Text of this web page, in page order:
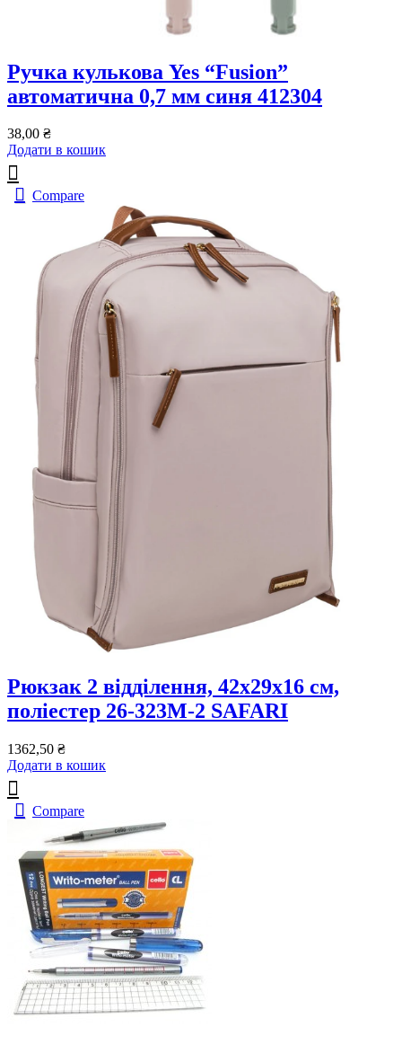
Ручка кулькова Yes “Fusion”
автоматична 0,7 мм синя 412304
38,00 ₴
Додати в кошик
Compare
Рюкзак 2 відділення, 42x29x16 см,
поліестер 26-323M-2 SAFARI
1362,50 ₴
Додати в кошик
Compare